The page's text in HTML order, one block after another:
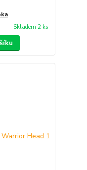
Skladem 2 ks